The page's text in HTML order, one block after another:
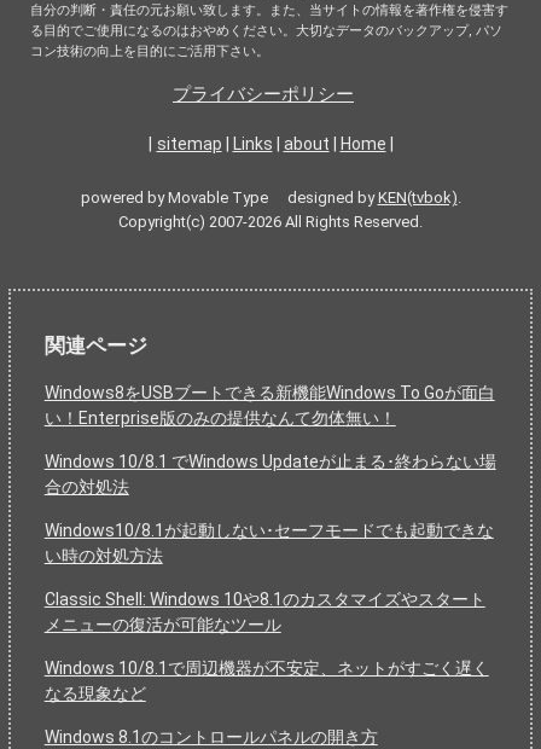
自分の判断・責任の元お願い致します。また、当サイトの情報を著作権を侵害す
る目的でご使用になるのはおやめください。大切なデータのバックアップ, パソ
コン技術の向上を目的にご活用下さい。
プライバシーポリシー
sitemap Links about Home
powered by Movable Type designed byKEN(tvbok).
Copyright(c) 2007-2026 All Rights Reserved.
関連ページ
Windows8をUSBブートできる新機能Windows To Goが面白
い！Enterprise版のみの提供なんて勿体無い！
Windows 10/8.1 でWindows Updateが止まる･終わらない場
合の対処法
Windows10/8.1が起動しない･セーフモードでも起動できな
い時の対処方法
Classic Shell: Windows 10や8.1のカスタマイズやスタート
メニューの復活が可能なツール
Windows 10/8.1で周辺機器が不安定、ネットがすごく遅く
なる現象など
Windows 8.1のコントロールパネルの開き方